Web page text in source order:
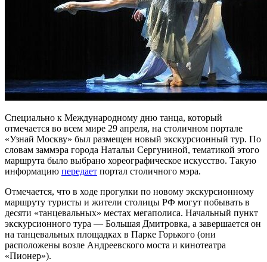
Специально к Международному дню танца, который
отмечается во всем мире 29 апреля, на столичном портале
«Узнай Москву» был размещен новый экскурсионный тур. По
словам заммэра города Натальи Сергуниной, тематикой этого
маршрута было выбрано хореографическое искусство. Такую
информацию передает портал столичного мэра.
Отмечается, что в ходе прогулки по новому экскурсионному
маршруту туристы и жители столицы РФ могут побывать в
десяти «танцевальных» местах мегаполиса. Начальный пункт
экскурсионного тура — Большая Дмитровка, а завершается он
на танцевальных площадках в Парке Горького (они
расположены возле Андреевского моста и кинотеатра
«Пионер»).